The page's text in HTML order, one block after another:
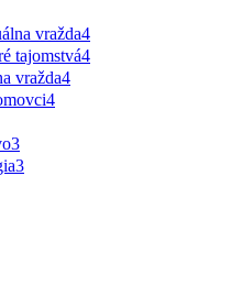
vražda4
tajomstvá4
vražda4
4
3
3